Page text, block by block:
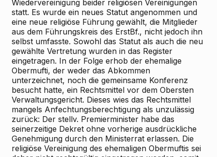
Wiedervereinigung beider religiösen Vereinigungen
statt. Es wurde ein neues Statut angenommen und
eine neue religiöse Führung gewählt, die Mitglieder
aus dem Führungskreis des ErstBf., nicht jedoch ihn
selbst umfasste. Sowohl das Statut als auch die neu
gewählte Vertretung wurden in das Register
eingetragen. In der Folge erhob der ehemalige
Obermufti, der weder das Abkommen
unterzeichnet, noch die gemeinsame Konferenz
besucht hatte, ein Rechtsmittel vor dem Obersten
Verwaltungsgericht. Dieses wies das Rechtsmittel
mangels Anfechtungsberechtigung als unzulässig
zurück: Der stellv. Premierminister habe das
seinerzeitige Dekret ohne vorherige ausdrückliche
Genehmigung durch den Ministerrat erlassen. Die
religiöse Vereinigung des ehemaligen Obermuftis sei